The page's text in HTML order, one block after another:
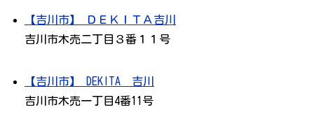
【吉川市】 ＤＥＫＩＴＡ吉川
吉川市木売二丁目３番１１号
【吉川市】 DEKITA²吉川
吉川市木売一丁目4番11号